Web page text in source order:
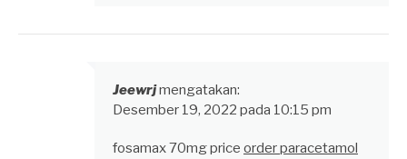
Jeewrjmengatakan:
Desember 19, 2022 pada 10:15 pm
fosamax 70mg price order paracetamol